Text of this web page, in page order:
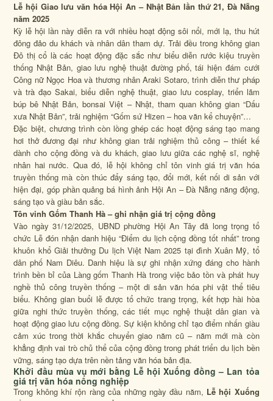
Lễ hội Giao lưu văn hóa Hội An – Nhật Bản lần thứ 21, Đà Nẵng
năm 2025
Kỳ lễ hội lần này diễn ra với nhiều hoạt động sôi nổi, mới lạ, thu hút
đông đảo du khách và nhân dân tham dự. Trải đều trong không gian
Đô thị cổ là các hoạt động đặc sắc như biểu diễn rước kiệu truyền
thống Nhật Bản, giao lưu nghệ thuật đường phố, tái hiện đám cưới
Công nữ Ngọc Hoa và thương nhân Araki Sotaro, trình diễn thư pháp
và trà đạo Sakai, biểu diễn nghệ thuật, giao lưu cosplay, triển lãm
búp bê Nhật Bản, bonsai Việt – Nhật, tham quan không gian “Dấu
xưa Nhật Bản”, trải nghiệm “Gốm sứ Hizen – hoa văn kể chuyện”…
Đặc biệt, chương trình còn lồng ghép các hoạt động sáng tạo mang
hơi thở đương đại như không gian trải nghiệm thủ công – thiết kế
dành cho cộng đồng và du khách, giao lưu giữa các nghệ sĩ, nghệ
nhân hai nước. Qua đó, lễ hội không chỉ tôn vinh giá trị văn hóa
truyền thống mà còn thúc đẩy sáng tạo, đổi mới, kết nối di sản với
hiện đại, góp phần quảng bá hình ảnh Hội An – Đà Nẵng năng động,
sáng tạo và giàu bản sắc.
Tôn vinh Gốm Thanh Hà – ghi nhận giá trị cộng đồng
Vào ngày 31/12/2025, UBND phường Hội An Tây đã long trọng tổ
chức Lễ đón nhận danh hiệu “Điểm du lịch cộng đồng tốt nhất” trong
khuôn khổ Giải thưởng Du lịch Việt Nam 2025 tại đình Xuân Mỹ, tổ
dân phố Nam Diêu. Danh hiệu là sự ghi nhận xứng đáng cho hành
trình bền bỉ của Làng gốm Thanh Hà trong việc bảo tồn và phát huy
nghề thủ công truyền thống – một di sản văn hóa phi vật thể tiêu
biểu. Không gian buổi lễ được tổ chức trang trọng, kết hợp hài hòa
giữa nghi thức truyền thống, các tiết mục nghệ thuật dân gian và
hoạt động giao lưu cộng đồng. Sự kiện không chỉ tạo điểm nhấn giàu
cảm xúc trong thời khắc chuyển giao năm cũ – năm mới mà còn
khẳng định vai trò chủ thể của cộng đồng trong phát triển du lịch bền
vững, sáng tạo dựa trên nền tảng văn hóa bản địa.
Khởi đầu mùa vụ mới bằng Lễ hội Xuống đồng – Lan tỏa
giá trị văn hóa nông nghiệp
Trong không khí rộn ràng của những ngày đầu năm, Lễ hội Xuống